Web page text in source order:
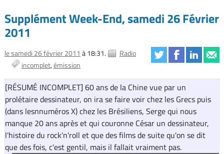
Supplément Week-End, samedi 26 Février
2011
le samedi 26 février 2011 à 18:31.
Radio
incomplet émission
[RÉSUMÉ INCOMPLET] 60 ans de la Chine vue par un
prolétaire dessinateur, on ira se faire voir chez les Grecs puis
(dans lesnnuméros X) chez les Brésiliens, Serge qui nous
manque 20 ans après et qui couronne César un dessinateur,
l'histoire du rock'n'roll et que des films de suite qu'on se dit
que des fois, c'est gentil, mais il fallait vraiment pas.